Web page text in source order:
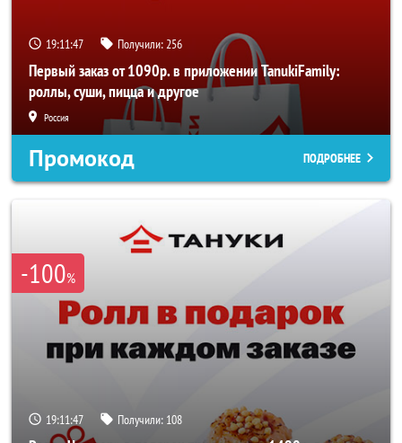
19:11:47 Получили:256
Первый заказ от 1090р. в приложении TanukiFamily:
роллы, суши, пицца и другое
Россия
Промокод ПОДРОБНЕЕ
-100%
19:11:47 Получили: 108